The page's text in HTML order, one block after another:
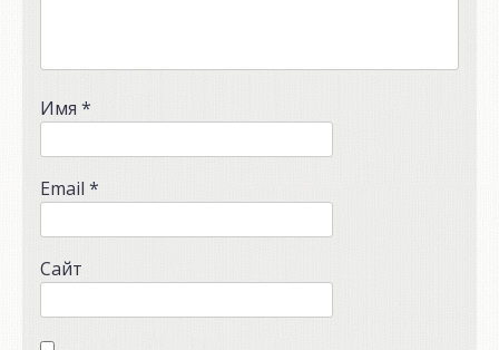
Имя *
Email *
Сайт